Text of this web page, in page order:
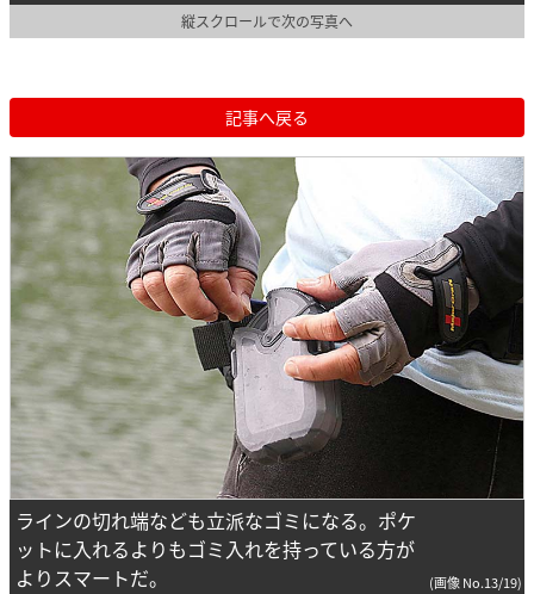
縦スクロールで次の写真へ
記事へ戻る
ラインの切れ端なども立派なゴミになる。ポケ
ットに入れるよりもゴミ入れを持っている方が
よりスマートだ。
(画像 No.13/19)